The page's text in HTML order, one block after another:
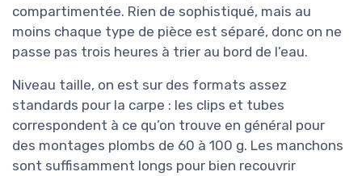
compartimentée. Rien de sophistiqué, mais au
moins chaque type de pièce est séparé, donc on ne
passe pas trois heures à trier au bord de l’eau.
Niveau taille, on est sur des formats assez
standards pour la carpe : les clips et tubes
correspondent à ce qu’on trouve en général pour
des montages plombs de 60 à 100 g. Les manchons
sont suffisamment longs pour bien recouvrir